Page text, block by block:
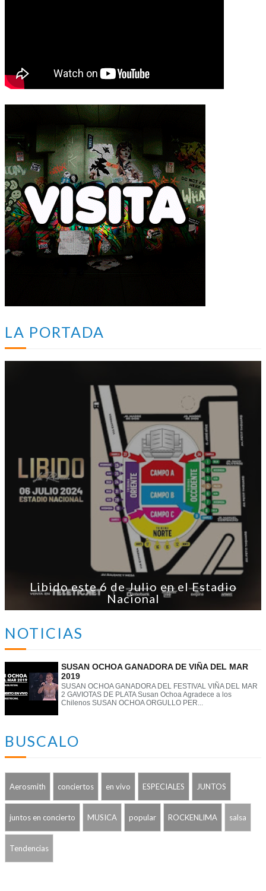
LA PORTADA
Libido este 6 de Julio en el Estadio
Nacional
NOTICIAS
SUSAN OCHOA GANADORA DE VIÑA DEL MAR
2019
SUSAN OCHOA GANADORA DEL FESTIVAL VIÑA DEL MAR
2 GAVIOTAS DE PLATA Susan Ochoa Agradece a los
Chilenos SUSAN OCHOA ORGULLO PER...
BUSCALO
Aerosmith conciertos en vivo ESPECIALES JUNTOS
juntos en concierto MUSICA popular ROCKENLIMA salsa
Tendencias